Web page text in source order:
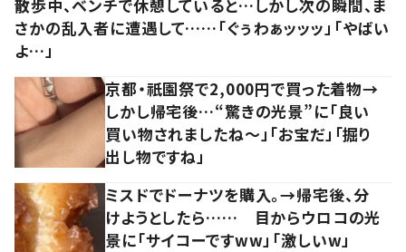
散歩中、ベンチで休憩していると…しかし次の瞬間、ま
さかの乱入者に遭遇して……「ぐぅわぁッッッ」「やばい
よ…」
京都・祇園祭で2,000円で買った着物→
しかし帰宅後…“驚きの光景”に「良い
買い物されましたね～」「お宝だ」「掘り
出し物ですね」
ミスドでドーナツを購入。→帰宅後、分
けようとしたら…… 目からウロコの光
景に「サイコーですww」「激しいw」